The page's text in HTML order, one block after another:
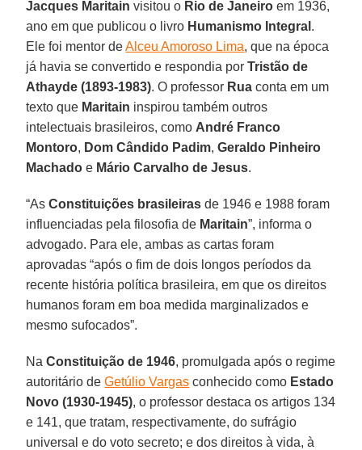
Jacques Maritain visitou o Rio de Janeiro em 1936,
ano em que publicou o livro Humanismo Integral .
Ele foi mentor deAlceu Amoroso Lima, que na época
já havia se convertido e respondia porTristão de
Athayde (1893-1983). O professor Rua conta em um
texto que Maritain inspirou também outros
intelectuais brasileiros, como André Franco
Montoro, Dom Cândido Padim,Geraldo Pinheiro
Machado e Mário Carvalho de Jesus.
“AsConstituições brasileiras de 1946 e 1988 foram
influenciadas pela filosofia de Maritain”, informa o
advogado. Para ele, ambas as cartas foram
aprovadas “após o fim de dois longos períodos da
recente história política brasileira, em que os direitos
humanos foram em boa medida marginalizados e
mesmo sufocados”.
NaConstituição de 1946, promulgada após o regime
autoritário deGetúlio Vargas conhecido como Estado
Novo (1930-1945), o professor destaca os artigos 134
e 141, que tratam, respectivamente, do sufrágio
universal e do voto secreto; e dos direitos à vida, à